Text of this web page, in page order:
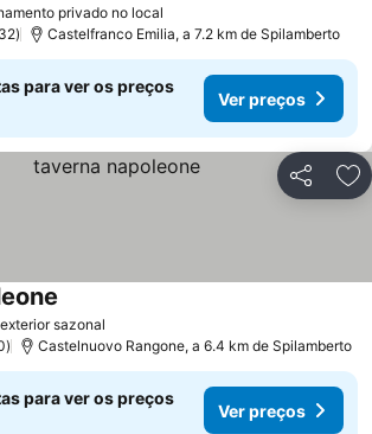
privado no local
Castelfranco Emilia, a 7.2 km de Spilamberto
para ver os preços
Ver preços
Partilhar
sazonal
Castelnuovo Rangone, a 6.4 km de Spilamberto
para ver os preços
Ver preços